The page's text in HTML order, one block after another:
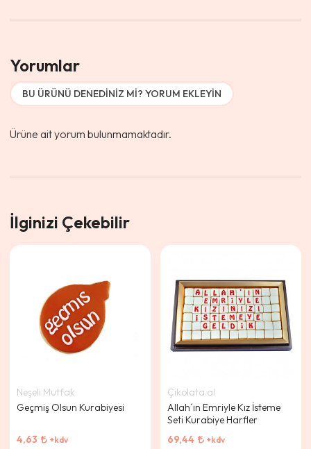
Yorumlar
BU ÜRÜNÜ DENEDINIZ MI? YORUM EKLEYIN
Ürüne ait yorum bulunmamaktadır.
İlginizi Çekebilir
Neşeli Mutfak
Geçmiş Olsun Kurabiyesi
4,63 +kdv
Çikolata.al
Allah´ın Emriyle Kız İsteme
Seti Kurabiye Harfler
69,44
+kdv